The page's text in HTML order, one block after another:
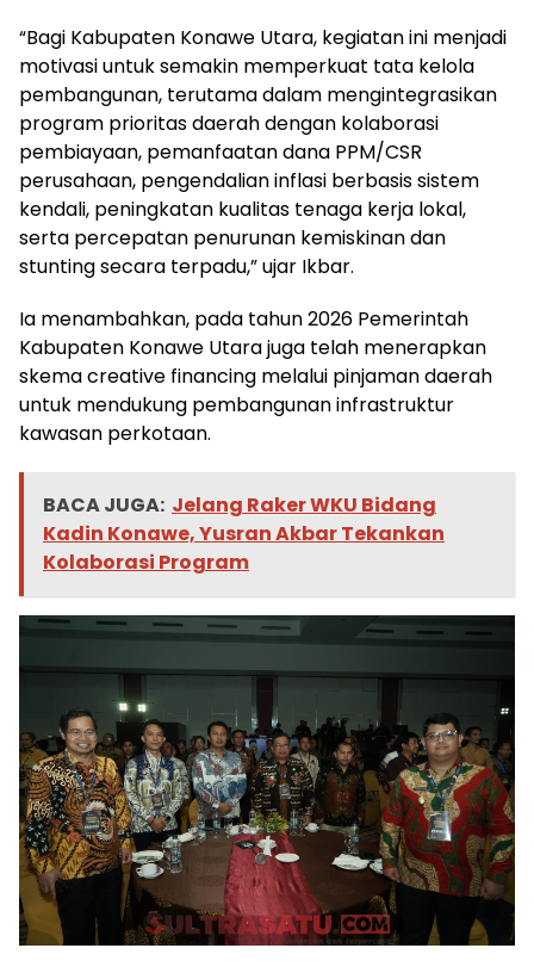
“Bagi Kabupaten Konawe Utara, kegiatan ini menjadi
motivasi untuk semakin memperkuat tata kelola
pembangunan, terutama dalam mengintegrasikan
program prioritas daerah dengan kolaborasi
pembiayaan, pemanfaatan dana PPM/CSR
perusahaan, pengendalian inflasi berbasis sistem
kendali, peningkatan kualitas tenaga kerja lokal,
serta percepatan penurunan kemiskinan dan
stunting secara terpadu,” ujar Ikbar.
Ia menambahkan, pada tahun 2026 Pemerintah
Kabupaten Konawe Utara juga telah menerapkan
skema creative financing melalui pinjaman daerah
untuk mendukung pembangunan infrastruktur
kawasan perkotaan.
BACA JUGA: Jelang Raker WKU Bidang
Kadin Konawe, Yusran Akbar Tekankan
Kolaborasi Program